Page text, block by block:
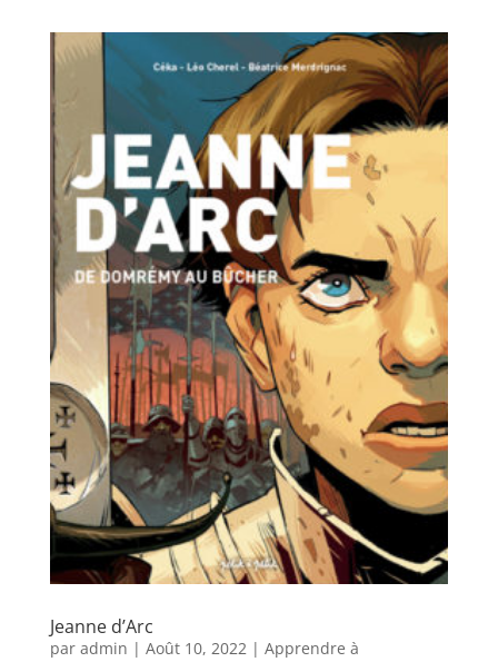
Jeanne d’Arc
par admin | Août 10, 2022| Apprendre à